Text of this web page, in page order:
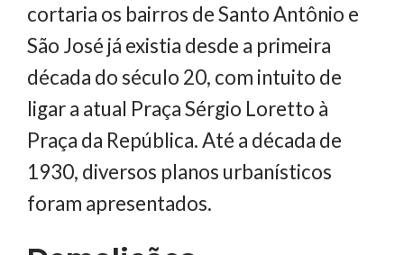
cortaria os bairros de Santo Antônio e
São José já existia desde a primeira
década do século 20, com intuito de
ligar a atual Praça Sérgio Loretto à
Praça da República. Até a década de
1930, diversos planos urbanísticos
foram apresentados.